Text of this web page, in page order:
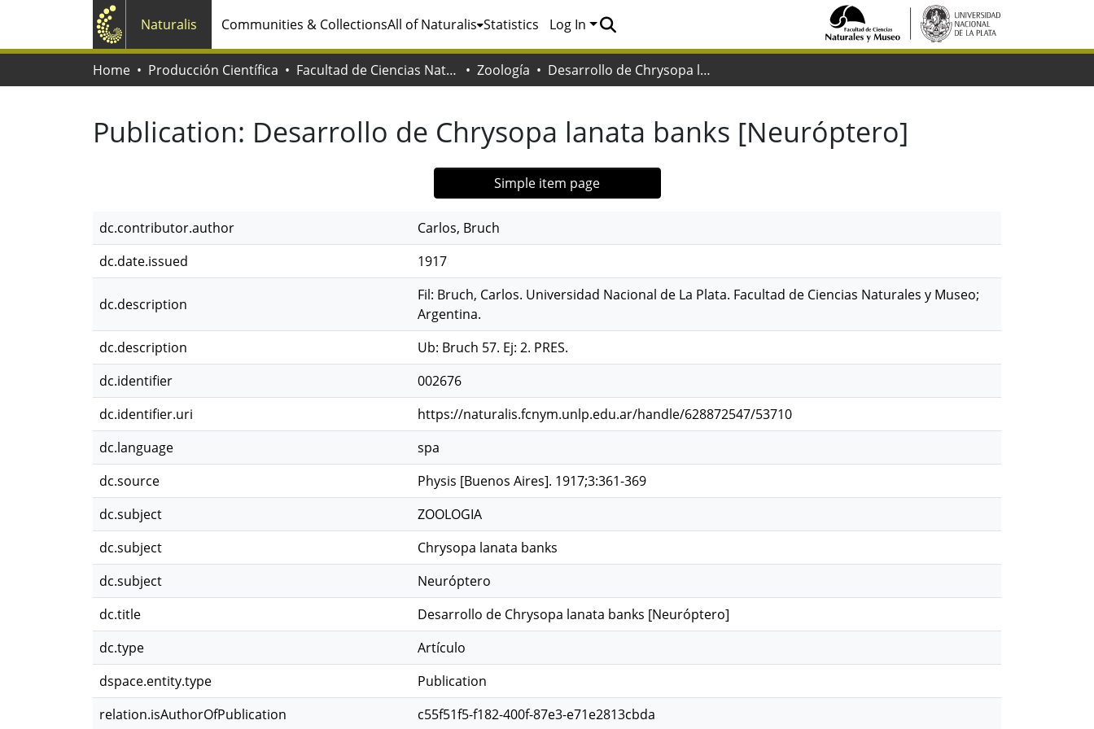
Naturalis Communities & CollectionsAll of Naturalis Statistics Log In
Home Producción Científica Facultad de Ciencias Naturales y Museo Zoología Desarrollo de Chrysopa lanata banks [Neuróptero]
Publication: Desarrollo de Chrysopa lanata banks [Neuróptero]
Simple item page
dc.contributor.author
Carlos, Bruch
dc.date.issued
1917
dc.description
Fil: Bruch, Carlos. Universidad Nacional de La Plata. Facultad de Ciencias Naturales y Museo;
Argentina.
dc.description
Ub: Bruch 57. Ej: 2. PRES.
dc.identifier
002676
dc.identifier.uri
https://naturalis.fcnym.unlp.edu.ar/handle/628872547/53710
dc.language
spa
dc.source
Physis [Buenos Aires]. 1917;3:361-369
dc.subject
ZOOLOGIA
dc.subject
Chrysopa lanata banks
dc.subject
Neuróptero
dc.title
Desarrollo de Chrysopa lanata banks [Neuróptero]
dc.type
Artículo
dspace.entity.type
Publication
relation.isAuthorOfPublication
c55f51f5-f182-400f-87e3-e71e2813cbda